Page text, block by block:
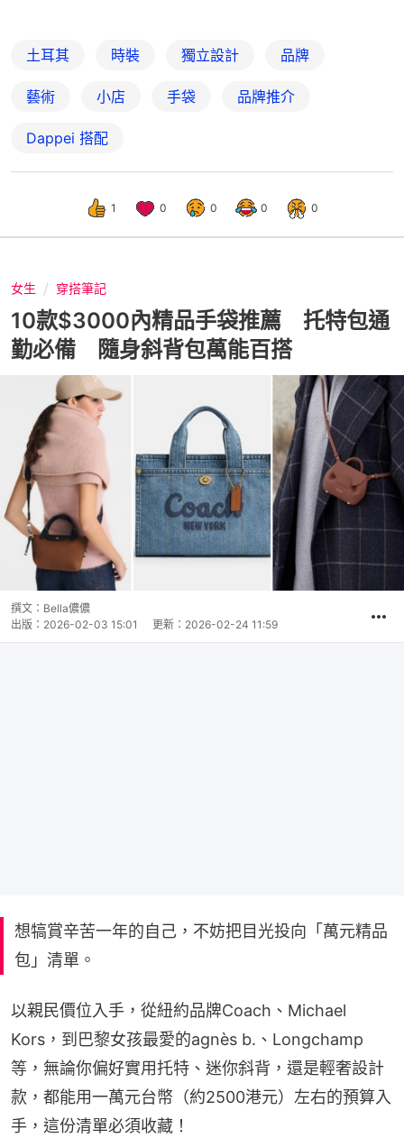
土耳其 時裝 獨立設計 品牌
藝術 小店 手袋 品牌推介
Dappei 搭配
1 0 0 0 0
女生 穿搭筆記
10款$3000內精品手袋推薦 托特包通
勤必備 隨身斜背包萬能百搭
撰文： Bella儂儂
出版： 2026-02-03 15:01 更新： 2026-02-24 11:59
想犒賞辛苦一年的自己，不妨把目光投向「萬元精品
包」清單。
以親民價位入手，從紐約品牌Coach、Michael
Kors，到巴黎女孩最愛的agnès b.、Longchamp
等，無論你偏好實用托特、迷你斜背，還是輕奢設計
款，都能用一萬元台幣（約2500港元）左右的預算入
手，這份清單必須收藏！